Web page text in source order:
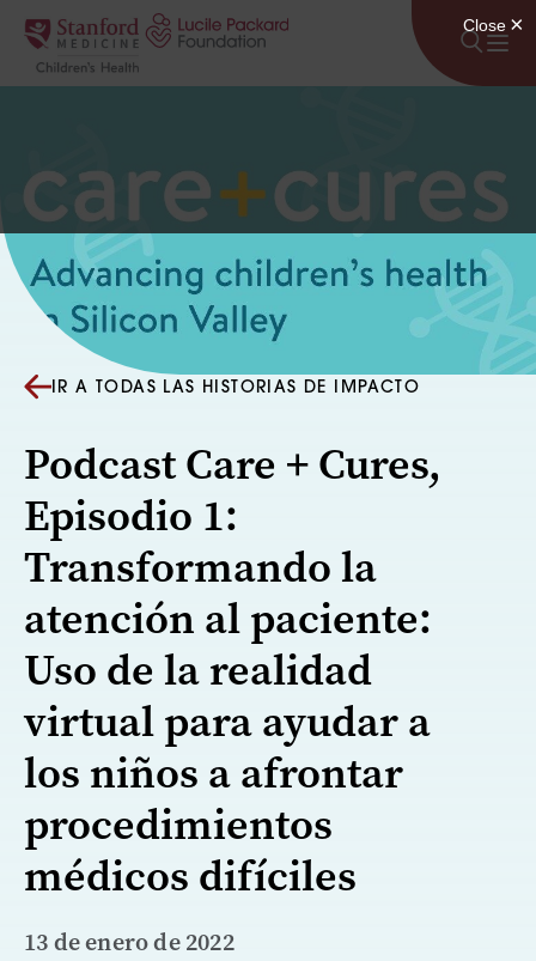
Saltar al contenido
IR A TODAS LAS HISTORIAS DE IMPACTO
Podcast Care + Cures,
Episodio 1:
Transformando la
atención al paciente:
Uso de la realidad
virtual para ayudar a
los niños a afrontar
procedimientos
médicos difíciles
13 de enero de 2022